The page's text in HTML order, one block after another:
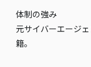
体制の強み
元サイバーエージ
籍。